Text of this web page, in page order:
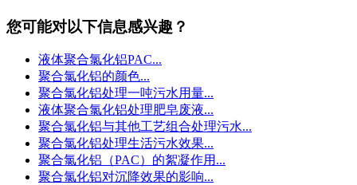
您可能对以下信息感兴趣？
液体聚合氯化铝PAC...
聚合氯化铝的颜色...
聚合氯化铝处理一吨污水用量...
液体聚合氯化铝处理肥皂废液...
聚合氯化铝与其他工艺组合处理污水...
聚合氯化铝处理生活污水效果...
聚合氯化铝（PAC）的絮凝作用...
聚合氯化铝对沉降效果的影响...